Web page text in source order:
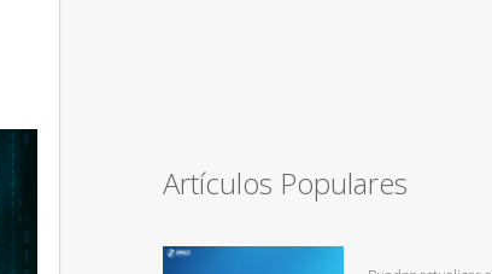
Artículos Populares